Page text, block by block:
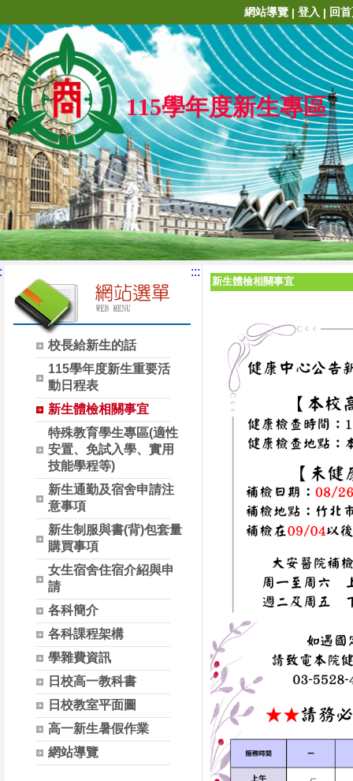
網站導覽| 登入 | 回
115學年度新生專區
校長給新生的話
115學年度新生重要活
動日程表
新生體檢相關事宜
特殊教育學生專區(適性
安置、免試入學、實用
技能學程等)
新生通勤及宿舍申請注
意事項
新生制服與書(背)包套量
購買事項
女生宿舍住宿介紹與申
請
各科簡介
各科課程架構
學雜費資訊
日校高一教科書
日校教室平面圖
高一新生暑假作業
網站導覽
:::
新生體檢相關事宜